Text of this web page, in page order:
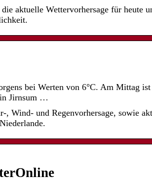
aktuelle Wettervorhersage für heute
bei Werten von 6°C. Am Mittag
in Jirnsum …
Wind- und Regenvorhersage, sowie